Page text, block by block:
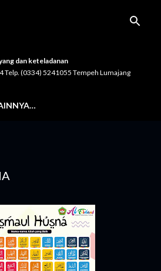
dan keteladanan
Telp. (0334) 5241055 Tempeh Lumajang